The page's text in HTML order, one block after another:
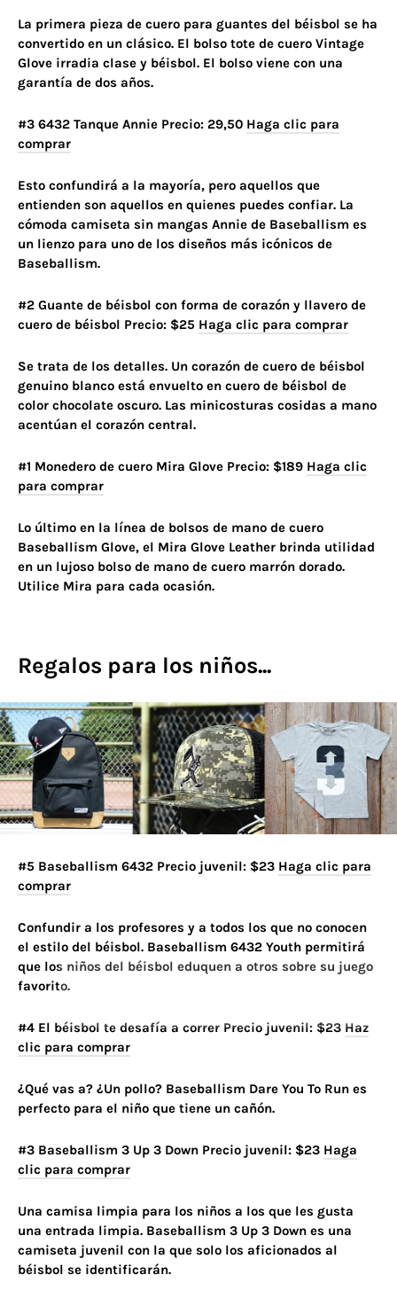
La primera pieza de cuero para guantes del béisbol se ha
convertido en un clásico. El bolso tote de cuero Vintage
Glove irradia clase y béisbol. El bolso viene con una
garantía de dos años.
#3 6432 Tanque Annie Precio: 29,50 Haga clic para
comprar
Esto confundirá a la mayoría, pero aquellos que
entienden son aquellos en quienes puedes confiar. La
cómoda camiseta sin mangas Annie de Baseballism es
un lienzo para uno de los diseños más icónicos de
Baseballism.
#2 Guante de béisbol con forma de corazón y llavero de
cuero de béisbol Precio: $25 Haga clic para comprar
Se trata de los detalles. Un corazón de cuero de béisbol
genuino blanco está envuelto en cuero de béisbol de
color chocolate oscuro. Las minicosturas cosidas a mano
acentúan el corazón central.
#1 Monedero de cuero Mira Glove Precio: $189 Haga clic
para comprar
Lo último en la línea de bolsos de mano de cuero
Baseballism Glove, el Mira Glove Leather brinda utilidad
en un lujoso bolso de mano de cuero marrón dorado.
Utilice Mira para cada ocasión.
Regalos para los niños...
#5 Baseballism 6432 Precio juvenil: $23 Haga clic para
comprar
Confundir a los profesores y a todos los que no conocen
el estilo del béisbol. Baseballism 6432 Youth permitirá
que los niños del béisbol eduquen a otros sobre su juego
favorito.
#4 El béisbol te desafía a correr Precio juvenil: $23 Haz
clic para comprar
¿Qué vas a? ¿Un pollo? Baseballism Dare You To Run es
perfecto para el niño que tiene un cañón.
#3 Baseballism 3 Up 3 Down Precio juvenil: $23 Haga
clic para comprar
Una camisa limpia para los niños a los que les gusta
una entrada limpia. Baseballism 3 Up 3 Down es una
camiseta juvenil con la que solo los aficionados al
béisbol se identificarán.